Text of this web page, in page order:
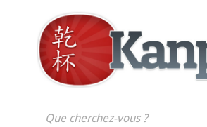
Que cherchez-vous ?